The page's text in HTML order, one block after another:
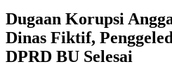
Dugaan Korupsi
Dinas Fiktif,
DPRD BU Selesai